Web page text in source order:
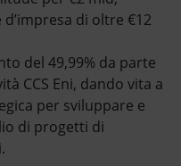
di oltre €12
del 49,99% da parte
CCS Eni, dando vita a
per sviluppare e
di progetti di